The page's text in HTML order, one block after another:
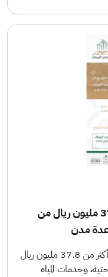
"الأراضي البيضاء": صرف أكثر من 37 مليون ريال من
عدة مدن
أعلن برنامج "الأراضي البيضاء" عن صرف أكثر من 37.8 مليون ريال
وخدمات المياه